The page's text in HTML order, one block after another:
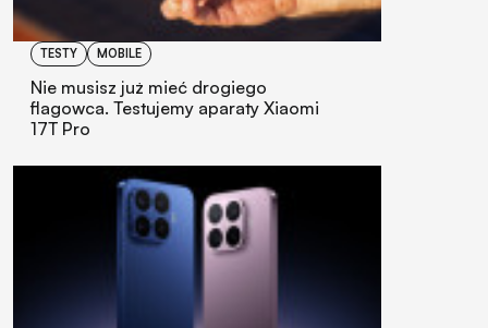
TESTY MOBILE
Nie musisz już mieć drogiego
flagowca. Testujemy aparaty Xiaomi
17T Pro